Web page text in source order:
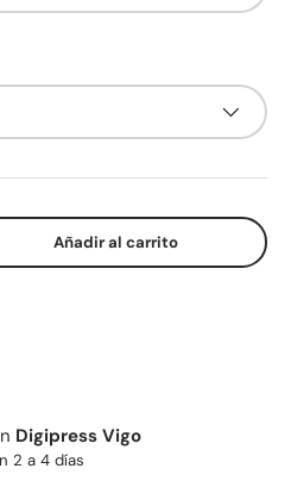
cantidadAñadir al carrito
Digipress Vigo
2 a 4 días